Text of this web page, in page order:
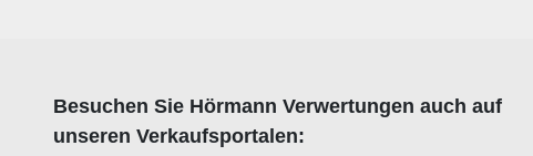
Besuchen Sie Hörmann Verwertungen auch auf
unseren Verkaufsportalen: